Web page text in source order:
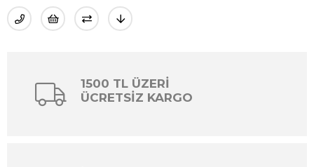
1500 TL ÜZERİ
ÜCRETSİZ KARGO